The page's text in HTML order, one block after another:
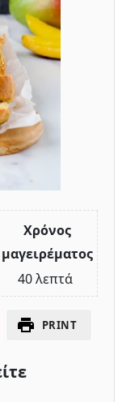
Χρόνος
μαγειρέματος
40 λεπτά
PRINT